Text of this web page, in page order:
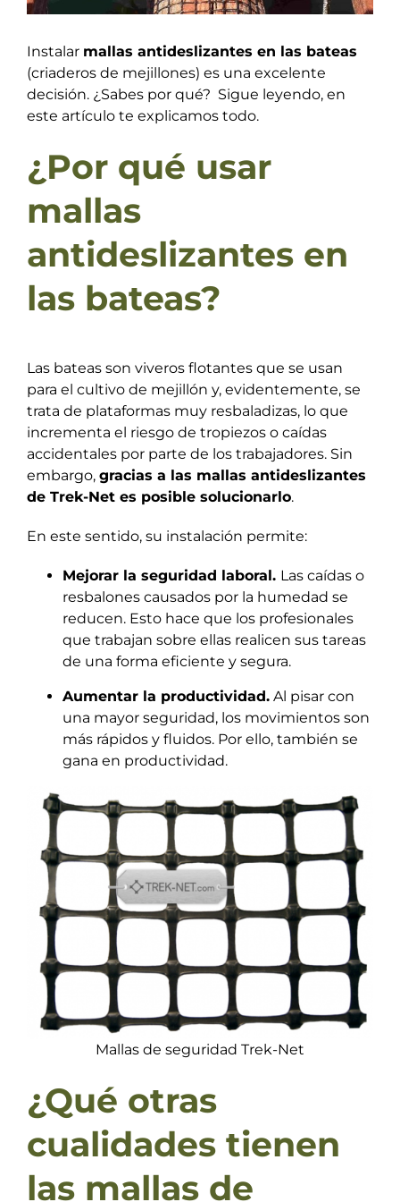
Instalar mallas antideslizantes en las bateas
(criaderos de mejillones) es una excelente
decisión. ¿Sabes por qué? Sigue leyendo, en
este artículo te explicamos todo.
¿Por qué usar
mallas
antideslizantes en
las bateas?
Las bateas son viveros flotantes que se usan
para el cultivo de mejillón y, evidentemente, se
trata de plataformas muy resbaladizas, lo que
incrementa el riesgo de tropiezos o caídas
accidentales por parte de los trabajadores. Sin
embargo, gracias a las mallas antideslizantes
de Trek-Net es posible solucionarlo.
En este sentido, su instalación permite:
Mejorar la seguridad laboral. Las caídas o
resbalones causados por la humedad se
reducen. Esto hace que los profesionales
que trabajan sobre ellas realicen sus tareas
de una forma eficiente y segura.
Aumentar la productividad. Al pisar con
una mayor seguridad, los movimientos son
más rápidos y fluidos. Por ello, también se
gana en productividad.
Mallas de seguridad Trek-Net
¿Qué otras
cualidades tienen
las mallas de